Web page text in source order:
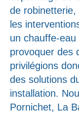
de
les
un chauffe-
provoquer des
privilégions
des solutions
installation.
Pornichet, La